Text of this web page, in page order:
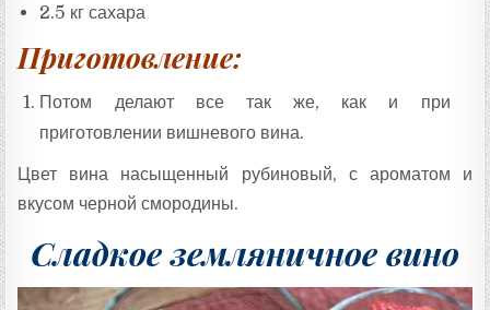
2.5 кг сахара
Приготовление:
Потом делают все так же, как и при
приготовлении вишневого вина.
Цвет вина насыщенный рубиновый, с ароматом и
вкусом черной смородины.
Сладкое земляничное вино